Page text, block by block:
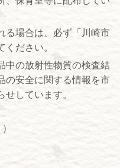
る場合は、必ず「川崎市
ださい。
中の放射性物質の検査結
の安全に関する情報を市
しています。